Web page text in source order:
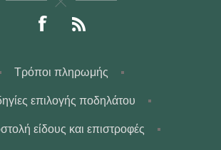
Τρόποι πληρωμής
επιλογής ποδηλάτου
είδους και επιστροφές